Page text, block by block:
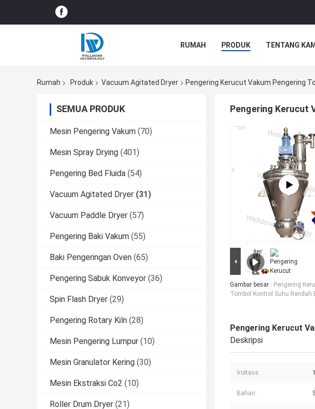
RUMAH PRODUK TENTANG KAMI
Rumah
Produk Vacuum Agitated Dryer Pengering Kerucut Vakum Pengering
SEMUA PRODUK
Mesin Pengering Vakum (70)
Mesin Spray Drying (401)
Pengering Bed Fluida (54)
Vacuum Agitated Dryer (31)
Vacuum Paddle Dryer (57)
Pengering Baki Vakum (55)
Baki Pengeringan Oven (65)
Pengering Sabuk Konveyor (36)
Spin Flash Dryer (29)
Pengering Rotary Kiln (28)
Mesin Pengering Lumpur (10)
Mesin Granulator Kering (30)
Mesin Ekstraksi Co2 (10)
Roller Drum Dryer (21)
Pengering Kerucut
Gambar besar : Pengering
Tombol Kontrol Suhu Rendah
Pengering Kerucut
Deskripsi
Voltase:
Bahan: